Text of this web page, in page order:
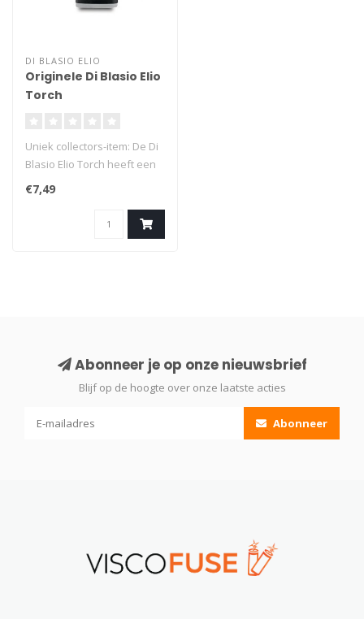
DI BLASIO ELIO
Originele Di Blasio Elio
Torch
Uniek collectors-item: De Di
Blasio Elio Torch heeft een
mooie bedrukking van de..
€7,49
Abonneer je op onze nieuwsbrief
Blijf op de hoogte over onze laatste acties
Abonneer